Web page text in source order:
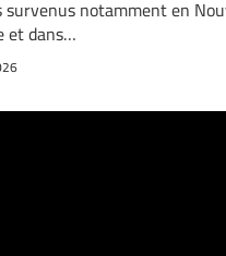
survenus notamment en
et dans…